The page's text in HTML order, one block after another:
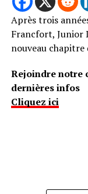
Après trois
Francfort, Junior
nouveau
Rejoindre notre
dernières infos
Cliquez ici